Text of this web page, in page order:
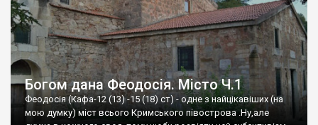
Богом дана Феодосія. Місто Ч.1
Феодосія (Кафа-12 (13) -15 (18) ст) - одне з найцікавіших (на
мою думку) міст всього Кримського півострова .Ну,але